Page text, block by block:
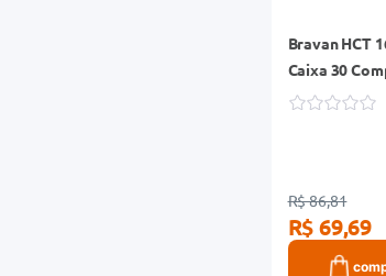
Bravan HCT
Caixa 30
Revestidos
R$ 86,81
R$ 69,69